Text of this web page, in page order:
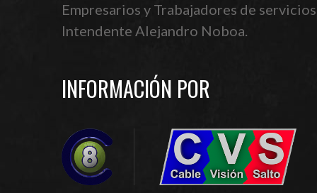
Empresarios y Trabajadores de
Intendente Alejandro Noboa.
INFORMACIÓN POR